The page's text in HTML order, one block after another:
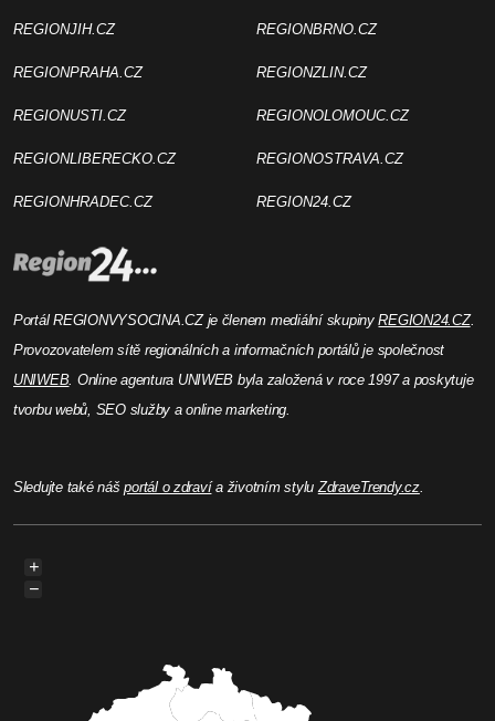
REGIONJIH.CZ
REGIONPRAHA.CZ
REGIONUSTI.CZ
REGIONLIBERECKO.CZ
REGIONHRADEC.CZ
REGIONBRNO.CZ
REGIONZLIN.CZ
REGIONOLOMOUC.CZ
REGIONOSTRAVA.CZ
REGION24.CZ
Portál REGIONVYSOCINA.CZ je členem mediální skupinyREGION24.CZ.
Provozovatelem sítě regionálních a informačních portálů je společnost
UNIWEB. Online agentura UNIWEB byla založená v roce 1997 a poskytuje
tvorbu webů, SEO služby a online marketing.
Sledujte také nášportál o zdravía životním styluZdraveTrendy.cz.
+
−